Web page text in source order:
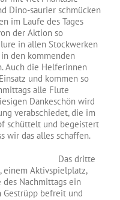
Dino-saurier schmücken
im Laufe des Tages
der Aktion so
in allen Stockwerken
den kommenden
Auch die Helferinnen
und kommen so
alle Flute
Dankeschön wird
verabschiedet, die im
schüttelt und begeistert
wir das alles schaffen.
Das dritte
einem Aktivspielplatz,
Nachmittags ein
Gestrüpp befreit und